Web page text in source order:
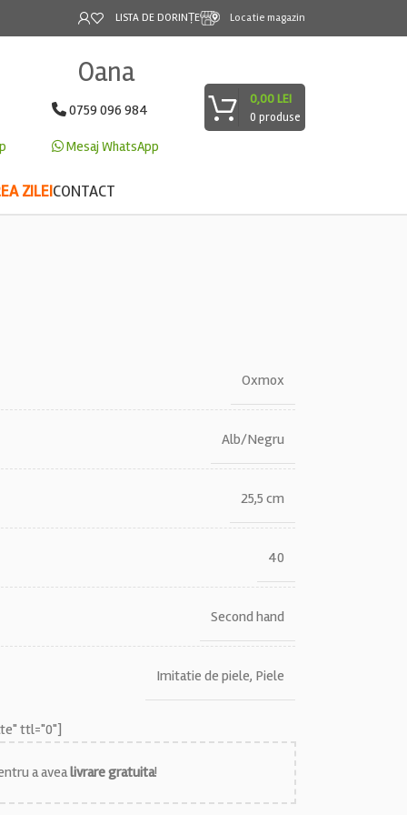
LISTA DE DORINȚE Locatie magazin
Oana
0759 096 984
Mesaj WhatsApp
0 produse
0,00LEI
ZILEICONTACT
Oxmox
Alb/Negru
25,5 cm
40
Second hand
Imitatie de piele, Piele
ttl="0"]
a avealivrare gratuita!